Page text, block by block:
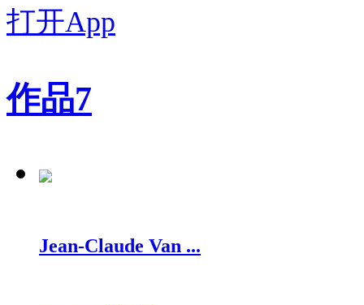
打开App
作品7
Jean-Claude Van ...